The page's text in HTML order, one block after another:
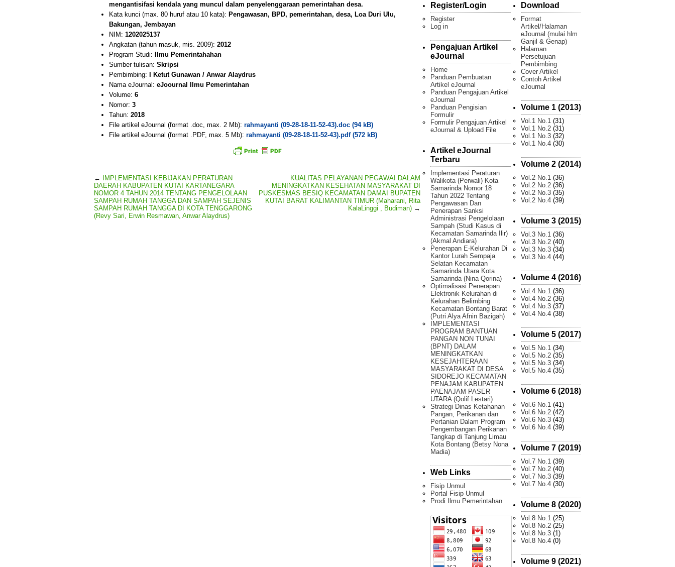
mengantisifasi kendala yang muncul dalam penyelenggaraan pemerintahan desa.
Kata kunci (max. 80 huruf atau 10 kata): Pengawasan, BPD, pemerintahan, desa, Loa Duri Ulu,
Bakungan, Jembayan
NIM: 1202025137
Angkatan (tahun masuk, mis. 2009): 2012
Program Studi:
Ilmu Pemerintahahan
Sumber tulisan: Skripsi
Pembimbing:
I Ketut Gunawan / Anwar Alaydrus
Nama eJournal: eJoournal Ilmu Pemerintahan
Volume: 6
Nomor: 3
Tahun: 2018
File artikel eJournal (format .doc, max. 2 Mb): rahmayanti (09-28-18-11-52-43).doc (94 kB)
File artikel eJournal (format .PDF, max. 5 Mb): rahmayanti (09-28-18-11-52-43).pdf (572 kB)
←
IMPLEMENTASI KEBIJAKAN PERATURAN
DAERAH KABUPATEN KUTAI KARTANEGARA
NOMOR 4 TAHUN 2014 TENTANG PENGELOLAAN
SAMPAH RUMAH TANGGA DAN SAMPAH SEJENIS
SAMPAH RUMAH TANGGA DI KOTA TENGGARONG
(Revy Sari, Erwin Resmawan, Anwar Alaydrus)
KUALITAS PELAYANAN PEGAWAI DALAM
MENINGKATKAN KESEHATAN MASYARAKAT DI
PUSKESMAS BESIQ KECAMATAN DAMAI BUPATEN
KUTAI BARAT KALIMANTAN TIMUR (Maharani, Rita
KalaLinggi , Budiman) →
Register/Login
Register
Log in
Pengajuan Artikel
eJournal
Home
Panduan Pembuatan
Artikel eJournal
Panduan Pengajuan Artikel
eJournal
Panduan Pengisian
Formulir
Formulir Pengajuan Artikel
eJournal & Upload File
Artikel eJournal
Terbaru
Implementasi Peraturan
Walikota (Perwali) Kota
Samarinda Nomor 18
Tahun 2022 Tentang
Pengawasan Dan
Penerapan Sanksi
Administrasi Pengelolaan
Sampah (Studi Kasus di
Kecamatan Samarinda Ilir)
(Akmal Andiara)
Penerapan E-Kelurahan Di
Kantor Lurah Sempaja
Selatan Kecamatan
Samarinda Utara Kota
Samarinda (Nina Qorina)
Optimalisasi Penerapan
Elektronik Kelurahan di
Kelurahan Belimbing
Kecamatan Bontang Barat
(Putri Alya Afnin Bazigah)
IMPLEMENTASI
PROGRAM BANTUAN
PANGAN NON TUNAI
(BPNT) DALAM
MENINGKATKAN
KESEJAHTERAAN
MASYARAKAT DI DESA
SIDOREJO KECAMATAN
PENAJAM KABUPATEN
PAENAJAM PASER
UTARA (Qolif Lestari)
Strategi Dinas Ketahanan
Pangan, Perikanan dan
Pertanian Dalam Program
Pengembangan Perikanan
Tangkap di Tanjung Limau
Kota Bontang (Betsy Nona
Madia)
Web Links
Fisip Unmul
Portal Fisip Unmul
Prodi Ilmu Pemerintahan
Download
Format
Artikel/Halaman
eJournal (mulai hlm
Ganjil & Genap)
Halaman
Persetujuan
Pembimbing
Cover Artikel
Contoh Artikel
eJournal
Volume 1 (2013)
Vol.1 No.1 (31)
Vol.1 No.2 (31)
Vol.1 No.3 (32)
Vol.1 No.4 (30)
Volume 2 (2014)
Vol.2 No.1 (36)
Vol.2 No.2 (36)
Vol.2 No.3 (35)
Vol.2 No.4 (39)
Volume 3 (2015)
Vol.3 No.1 (36)
Vol.3 No.2 (40)
Vol.3 No.3 (34)
Vol.3 No.4 (44)
Volume 4 (2016)
Vol.4 No.1 (36)
Vol.4 No.2 (36)
Vol.4 No.3 (37)
Vol.4 No.4 (38)
Volume 5 (2017)
Vol.5 No.1 (34)
Vol.5 No.2 (35)
Vol.5 No.3 (34)
Vol.5 No.4 (35)
Volume 6 (2018)
Vol.6 No.1 (41)
Vol.6 No.2 (42)
Vol.6 No.3 (43)
Vol.6 No.4 (39)
Volume 7 (2019)
Vol.7 No.1 (39)
Vol.7 No.2 (40)
Vol.7 No.3 (39)
Vol.7 No.4 (30)
Volume 8 (2020)
Vol.8 No.1 (25)
Vol.8 No.2 (25)
Vol.8 No.3 (1)
Vol.8 No.4 (0)
Volume 9 (2021)